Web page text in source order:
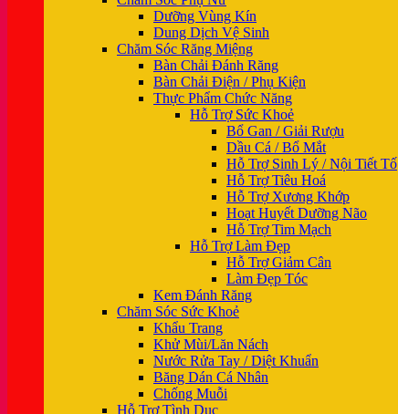
Dưỡng Vùng Kín
Dung Dịch Vệ Sinh
Chăm Sóc Răng Miệng
Bàn Chải Đánh Răng
Bàn Chải Điện / Phụ Kiện
Thực Phẩm Chức Năng
Hỗ Trợ Sức Khoẻ
Bổ Gan / Giải Rượu
Dầu Cá / Bổ Mắt
Hỗ Trợ Sinh Lý / Nội Tiết Tố
Hỗ Trợ Tiêu Hoá
Hỗ Trợ Xương Khớp
Hoạt Huyết Dưỡng Não
Hỗ Trợ Tim Mạch
Hỗ Trợ Làm Đẹp
Hỗ Trợ Giảm Cân
Làm Đẹp Tóc
Kem Đánh Răng
Chăm Sóc Sức Khoẻ
Khẩu Trang
Khử Mùi/Lăn Nách
Nước Rửa Tay / Diệt Khuẩn
Băng Dán Cá Nhân
Chống Muỗi
Hỗ Trợ Tình Dục